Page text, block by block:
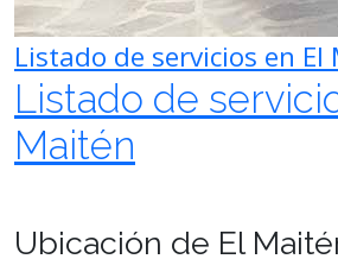
Listado de servicios en El
Listado de
Maitén
Ubicación de El